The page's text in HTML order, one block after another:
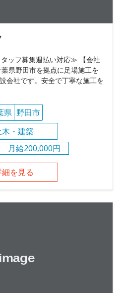
ッフ募集週払い対応≫ 【会社
県野田市を拠点に足場施工を
会社です。安全で丁寧な施工を
県 野田市
木・建築
月給200,000円
を見る